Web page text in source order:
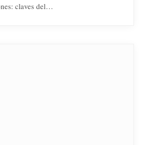
claves del…